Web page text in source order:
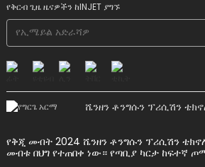
የቅርብ ጊዜ ዜናዎችን ከINJET ያግኙ
ሼንዘን ቶንግሱን ፕሪሲሽን
የቅጂ መብት 2024 ሼንዘን ቶንግሱን ፕሪሲሽን
መብቱ በህግ የተጠበቀ ነው። የጣቢያ ካርታ ከፍተኛ